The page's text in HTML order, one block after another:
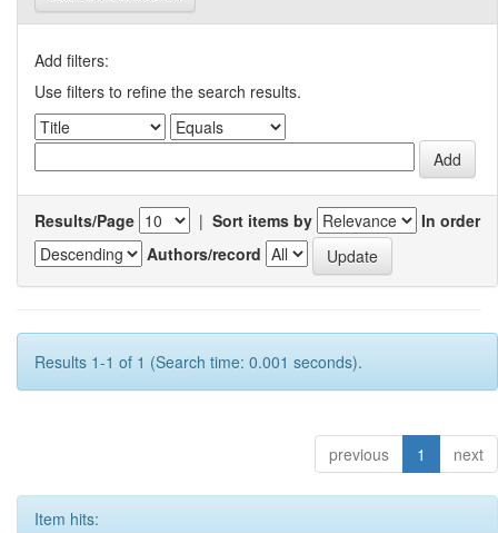
Add filters:
Use filters to refine the search results.
Results/Page | Sort items by
In order
Authors/record
Results 1-1 of 1 (Search time: 0.001 seconds).
previous 1 next
Item hits: